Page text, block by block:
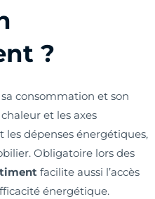
?
consommation et son
et les axes
les dépenses énergétiques,
Obligatoire lors des
facilite aussi l’accès
énergétique.